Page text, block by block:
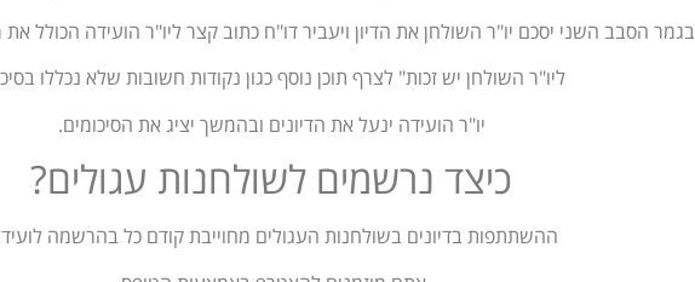
בגמר הסבב השני יסכם יו"ר השולחן את הדיון ויעביר דו"ח כתוב קצר ליו"ר הועידה הכולל
ליו"ר השולחן יש זכות" לצרף תוכן נוסף כגון נקודות חשובות שלא נכללו
יו"ר הועידה ינעל את הדיונים ובהמשך יציג את הסיכומים.
כיצד נרשמים לשולחנות עגולים?
ההשתתפות בדיונים בשולחנות העגולים מחוייבת קודם כל בהרשמה